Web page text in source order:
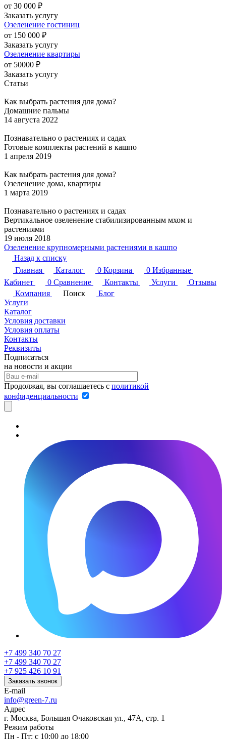
от 30 000 ₽
Заказать услугу
Озеленение гостиниц
от 150 000 ₽
Заказать услугу
Озеленение квартиры
от 50000 ₽
Заказать услугу
Статьи
Как выбрать растения для дома?
Домашние пальмы
14 августа 2022
Познавательно о растениях и садах
Готовые комплекты растений в кашпо
1 апреля 2019
Как выбрать растения для дома?
Озеленение дома, квартиры
1 марта 2019
Познавательно о растениях и садах
Вертикальное озеленение стабилизированным мхом и
растениями
19 июля 2018
Озеленение крупномерными растениями в кашпо
Назад к списку
Главная
Каталог 0 Корзина 0 Избранные
Кабинет
0 Сравнение Контакты Услуги
Отзывы
Компания
Поиск
Блог
Услуги
Каталог
Условия доставки
Условия оплаты
Контакты
Реквизиты
Подписаться
на новости и акции
Продолжая, вы соглашаетесь с политикой
конфиденциальности
+7 499 340 70 27
+7 499 340 70 27
+7 925 426 10 91
Заказать звонок
E-mail
info@green-7.ru
Адрес
г. Москва, Большая Очаковская ул., 47А, стр. 1
Режим работы
Пн - Пт: с 10:00 до 18:00